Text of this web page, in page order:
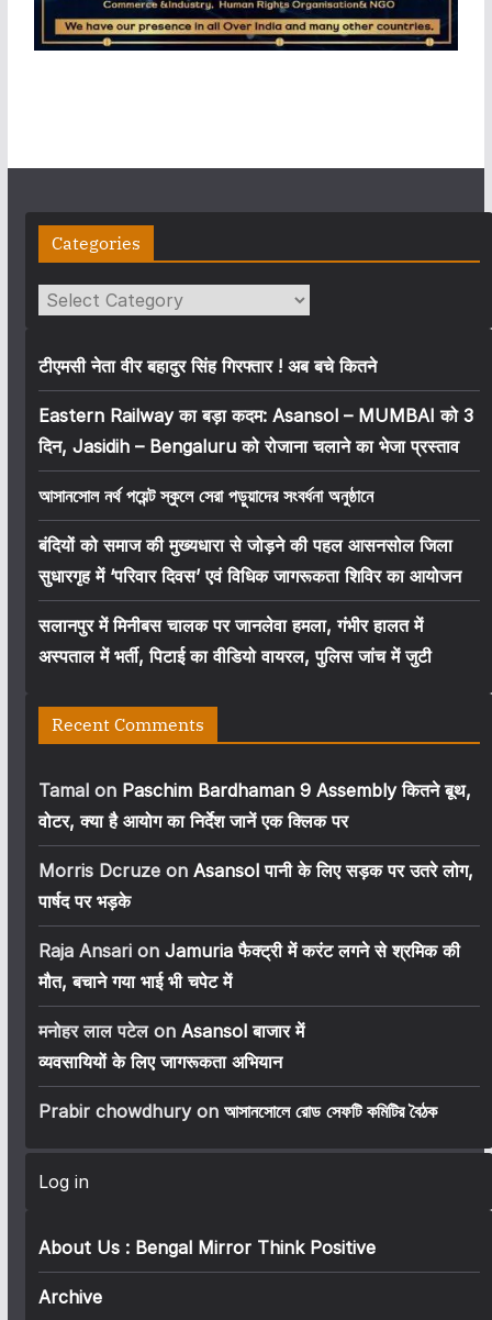
Categories
Categories
टीएमसी नेता वीर बहादुर सिंह गिरफ्तार ! अब बचे कितने
Eastern Railway का बड़ा कदम: Asansol – MUMBAI को 3
दिन, Jasidih – Bengaluru को रोजाना चलाने का भेजा प्रस्ताव
আসানসোল নর্থ পয়েন্ট স্কুলে সেরা পড়ুয়াদের সংবর্ধনা অনুষ্ঠানে
बंदियों को समाज की मुख्यधारा से जोड़ने की पहल आसनसोल जिला
सुधारगृह में ‘परिवार दिवस’ एवं विधिक जागरूकता शिविर का आयोजन
सलानपुर में मिनीबस चालक पर जानलेवा हमला, गंभीर हालत में
अस्पताल में भर्ती, पिटाई का वीडियो वायरल, पुलिस जांच में जुटी
Recent Comments
Tamalon Paschim Bardhaman 9 Assembly कितने बूथ,
वोटर, क्या है आयोग का निर्देश जानें एक क्लिक पर
Morris Dcruzeon Asansol पानी के लिए सड़क पर उतरे लोग,
पार्षद पर भड़के
Raja Ansarion Jamuria फैक्ट्री में करंट लगने से श्रमिक की
मौत, बचाने गया भाई भी चपेट में
मनोहर लाल पटेलon Asansol बाजार में
व्यवसायियों के लिए जागरूकता अभियान
Prabir chowdhuryon আসানসোলে রোড সেফটি কমিটির বৈঠক
Log in
About Us : Bengal Mirror Think Positive
Archive